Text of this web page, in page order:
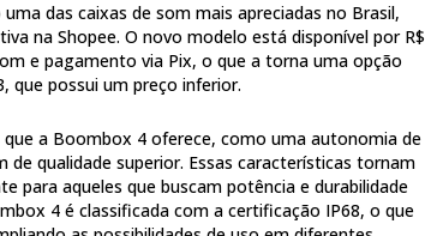
das caixas de som mais apreciadas no Brasil,
na Shopee. O novo modelo está disponível por R$
e pagamento via Pix, o que a torna uma opção
que possui um preço inferior.
a Boombox 4 oferece, como uma autonomia de
qualidade superior. Essas características tornam
para aqueles que buscam potência e durabilidade
4 é classificada com a certificação IP68, o que